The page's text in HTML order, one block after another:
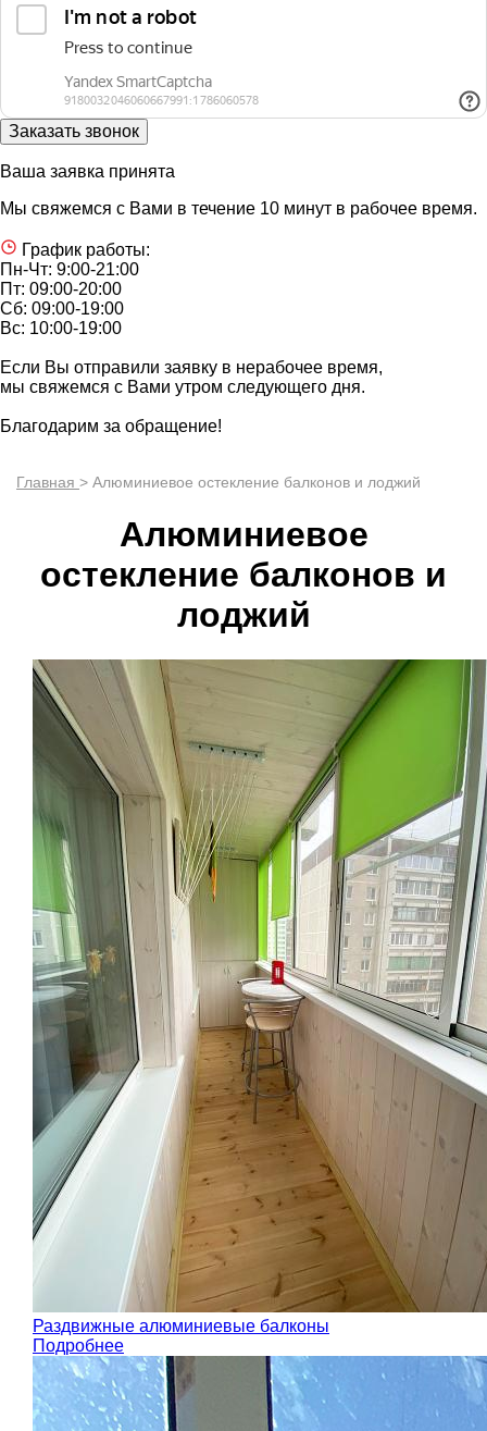
Ваша заявка принята
Мы свяжемся с Вами в течение 10 минут в рабочее время.
График работы:
Пн-Чт: 9:00-21:00
Пт: 09:00-20:00
Сб: 09:00-19:00
Вс: 10:00-19:00
Если Вы отправили заявку в нерабочее время,
мы свяжемся с Вами утром следующего дня.
Благодарим за обращение!
Главная > Алюминиевое остекление балконов и лоджий
Алюминиевое
остекление балконов и
лоджий
Раздвижные алюминиевые балконы
Подробнее